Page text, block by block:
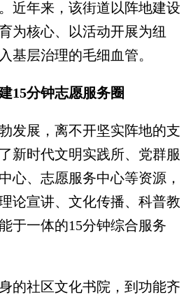
近年来，该街道以阵地建设
为核心、以活动开展为纽
基层治理的毛细血管。
15分钟志愿服务圈
展，离不开坚实阵地的支
新时代文明实践所、党群服
心、志愿服务中心等资源，
论宣讲、文化传播、科普教
于一体的15分钟综合服务
社区文化书院，到功能齐